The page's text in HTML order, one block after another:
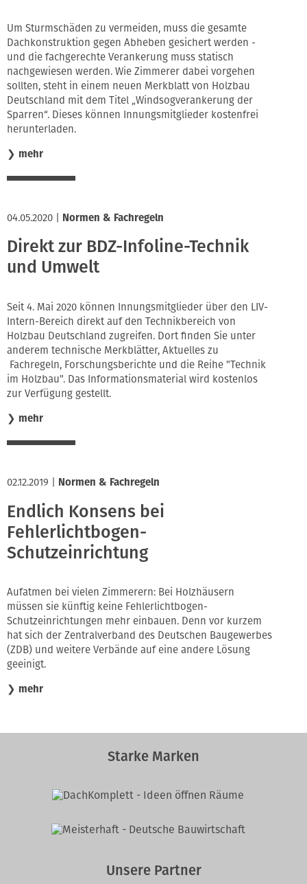
Um Sturmschäden zu vermeiden, muss die gesamte
Dachkonstruktion gegen Abheben gesichert werden -
und die fachgerechte Verankerung muss statisch
nachgewiesen werden. Wie Zimmerer dabei vorgehen
sollten, steht in einem neuen Merkblatt von Holzbau
Deutschland mit dem Titel „Windsogverankerung der
Sparren“. Dieses können Innungsmitglieder kostenfrei
herunterladen.
❯ mehr
04.05.2020 Normen & Fachregeln
Direkt zur BDZ-Infoline-Technik
und Umwelt
Seit 4. Mai 2020 können Innungsmitglieder über den LIV-
Intern-Bereich direkt auf den Technikbereich von
Holzbau Deutschland zugreifen. Dort finden Sie unter
anderem technische Merkblätter, Aktuelles zu
Fachregeln, Forschungsberichte und die Reihe "Technik
im Holzbau". Das Informationsmaterial wird kostenlos
zur Verfügung gestellt.
❯ mehr
02.12.2019 Normen & Fachregeln
Endlich Konsens bei
Fehlerlichtbogen-
Schutzeinrichtung
Aufatmen bei vielen Zimmerern: Bei Holzhäusern
müssen sie künftig keine Fehlerlichtbogen-
Schutzeinrichtungen mehr einbauen. Denn vor kurzem
hat sich der Zentralverband des Deutschen Baugewerbes
(ZDB) und weitere Verbände auf eine andere Lösung
geeinigt.
❯ mehr
Starke Marken
Unsere Partner